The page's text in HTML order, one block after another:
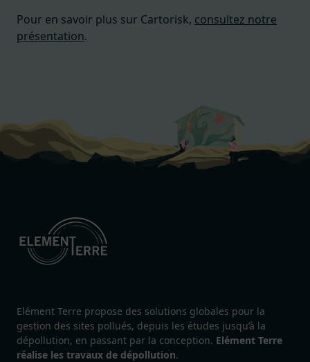
Pour en savoir plus sur Cartorisk, consultez notre
présentation.
Elément Terre propose des solutions globales pour la
gestion des sites pollués, depuis les études jusqu’à la
dépollution, en passant par la conception. Elément Terre
réalise les travaux de dépollution.